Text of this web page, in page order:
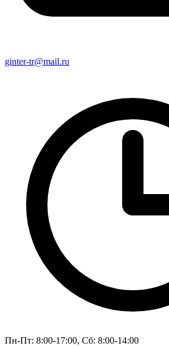
ginter-tr@mail.ru
Пн-Пт: 8:00-17:00, Сб: 8:00-14:00